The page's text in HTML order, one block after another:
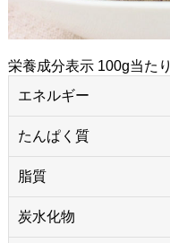
栄養成分表示 100g当たり
エネルギー
たんぱく質
脂質
炭水化物